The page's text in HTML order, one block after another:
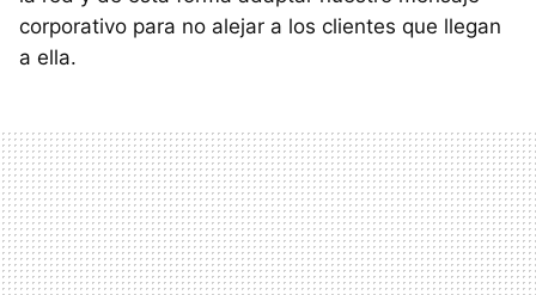
corporativo para no alejar a los clientes que llegan
a ella.